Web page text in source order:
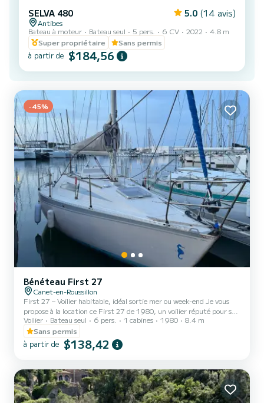
SELVA 480 5.0 (14 avis)
Antibes
Bateau à moteur
Bateau seul 5 pers. 6 CV 2022
4.8 m
Super propriétaire
Sans permis
à partir de $184,56
-45%
Bénéteau First 27
Canet-en-Roussillon
First 27 – Voilier habitable, idéal sortie mer ou week-end Je vous
propose à la location ce First 27 de 1980, un voilier réputé pour ses
qualités marines, stable, agréable à barrer et parfait pour profiter
d’une navigation côtière. Facile à prendre en main et confortable
pour sa taille, il est idéal pour une sortie à la journée, un week-end
en mer ou une petite croisière entre amis ou en famille. Le bateau -
bord : jusqu’à...
Voilier Bateau seul 6 pers. 1 cabines 1980
8.4 m
Sans permis
à partir de $138,42